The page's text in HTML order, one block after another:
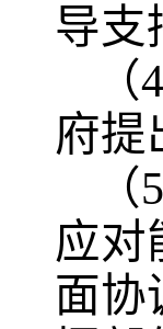
导支
府提
应对
面协